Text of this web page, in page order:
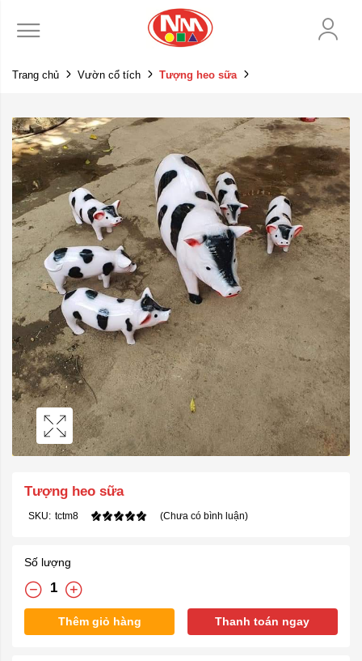
Trang chủ Vườn cổ tích Tượng heo sữa
Tượng heo sữa
SKU: tctm8 (Chưa có bình luận)
Số lượng
Thêm giỏ hàng Thanh toán ngay